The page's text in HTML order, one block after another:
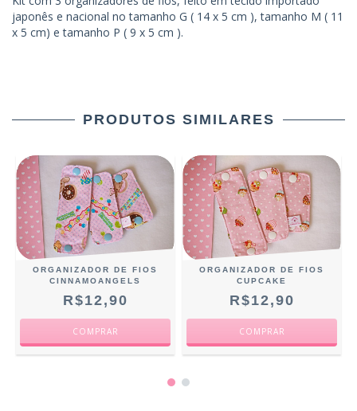
japonês e nacional no tamanho G ( 14 x 5 cm ), tamanho M ( 11
x 5 cm) e tamanho P ( 9 x 5 cm ).
PRODUTOS SIMILARES
ORGANIZADOR DE FIOS
CINNAMOANGELS
R$12,90
ORGANIZADOR DE FIOS
CUPCAKE
R$12,90